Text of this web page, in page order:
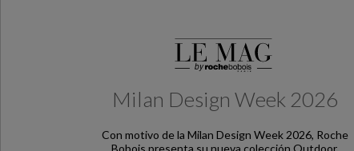
Milan Design Week 2026
Con motivo de la Milan Design Week 2026, Roche
Bobois presenta su nueva colección Outdoor.